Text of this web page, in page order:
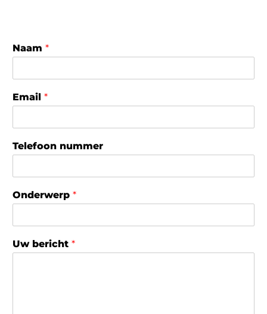
Naam *
Email *
Telefoon nummer
Onderwerp *
Uw bericht *